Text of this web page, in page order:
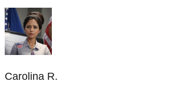
Carolina R.